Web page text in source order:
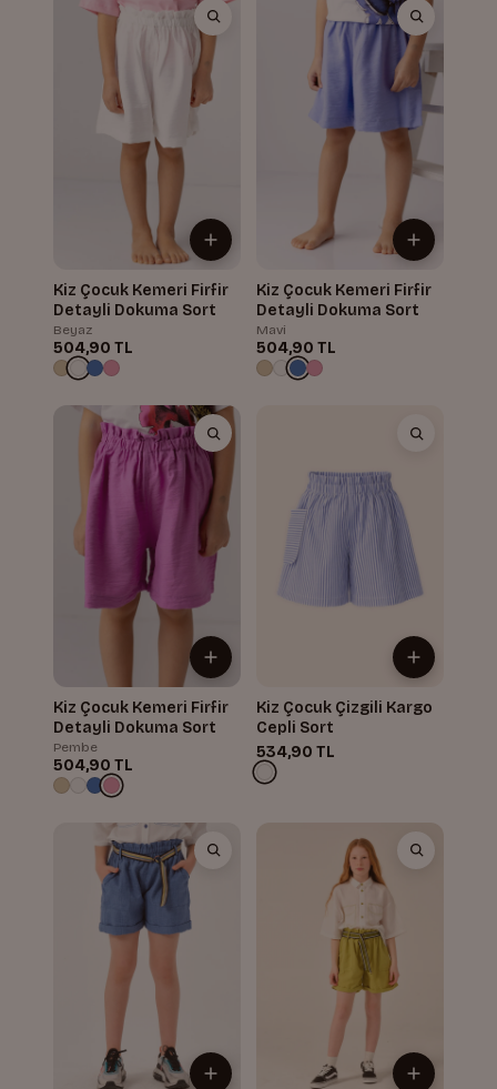
Kiz Çocuk Kemeri Firfir
Detayli Dokuma Sort
Beyaz
504,90 TL
Kiz Çocuk Kemeri Firfir
Detayli Dokuma Sort
Mavi
504,90 TL
Kiz Çocuk Kemeri Firfir
Detayli Dokuma Sort
Pembe
504,90 TL
Kiz Çocuk Çizgili Kargo
Cepli Sort
534,90 TL